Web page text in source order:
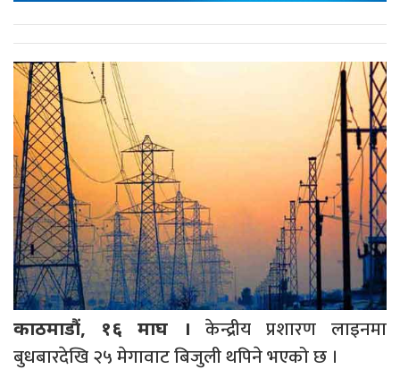
काठमाडौं, १६ माघ ।
केन्द्रीय प्रशारण लाइनमा
बुधबारदेखि २५ मेगावाट बिजुली थपिने भएको छ ।